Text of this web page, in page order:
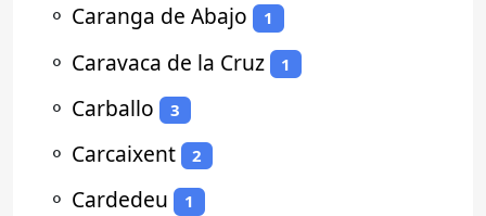
⚬ Caranga de Abajo 1
⚬ Caravaca de la Cruz 1
⚬ Carballo 3
⚬ Carcaixent 2
⚬ Cardedeu 1